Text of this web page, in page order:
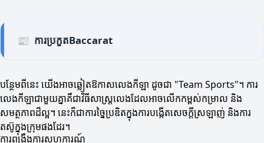
📰 ការប្រកួតBaccarat
បន្ថែមពីនេះ យើងអាចឆ្លៀតឱកាសលេងកីឡា ដូចជា "Team Sports"។ ការ
លេងកីឡាជាមួយគ្នាគឺជាវិធីសាស្ត្រលេងដែលអាចលើកកម្ពស់កម្រាល និង
សមត្ថភាពដ៏ល្អ។ នេះក៏ជាការច្នៃប្រឌិតក្នុងការបង្កើតសេចក្តីស្រឡាញ់ និងការ
តស៊ូក្នុងក្រុមផងដែរ។
ការពង្រឹងការសហការណ៍